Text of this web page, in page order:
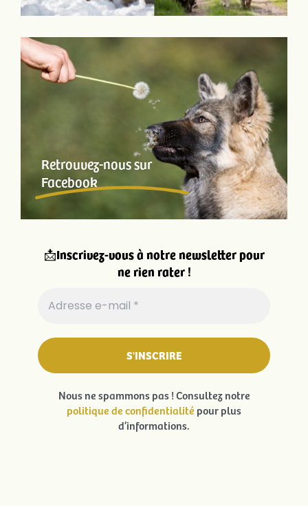
Retrouvez-nous sur
Facebook
📩Inscrivez-vous à notre newsletter pour
ne rien rater !
Nous ne spammons pas ! Consultez notre
politique de confidentialité pour plus
d’informations.